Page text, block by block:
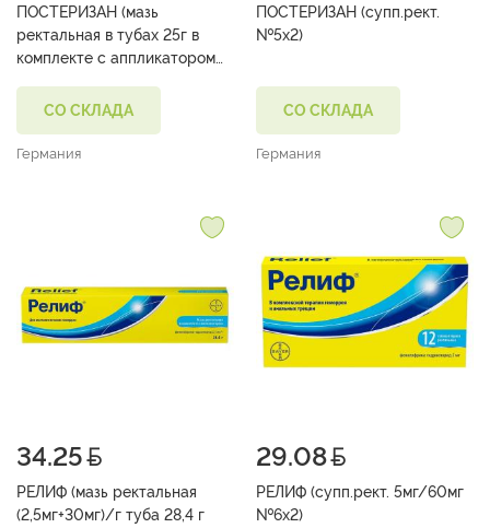
ПОСТЕРИЗАН (мазь
ректальная в тубах 25г в
комплекте с аппликатором
СО СКЛАДА
Германия
ПОСТЕРИЗАН (супп.рект.
№5х2)
СО СКЛАДА
Германия
34.25
РЕЛИФ (мазь ректальная
(2,5мг+30мг)/г туба 28,4 г
29.08
РЕЛИФ (супп.рект. 5мг/60мг
№6х2)